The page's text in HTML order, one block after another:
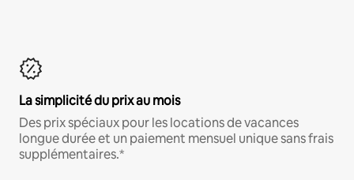
La simplicité du prix au mois
Des prix spéciaux pour les locations de vacances
longue durée et un paiement mensuel unique sans frais
supplémentaires.*